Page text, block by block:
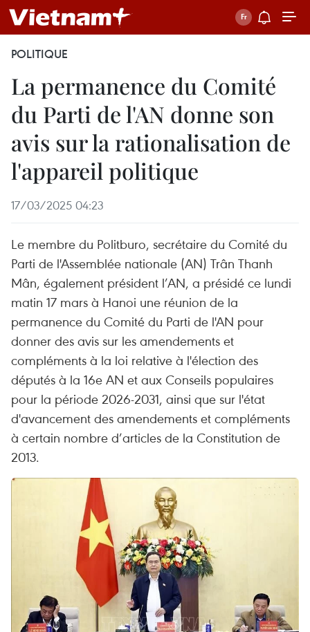
POLITIQUE
La permanence du Comité
du Parti de l'AN donne son
avis sur la rationalisation de
l'appareil politique
17/03/2025 04:23
Le membre du Politburo, secrétaire du Comité du
Parti de l'Assemblée nationale (AN) Trân Thanh
Mân, également président l’AN, a présidé ce lundi
matin 17 mars à Hanoi une réunion de la
permanence du Comité du Parti de l'AN pour
donner des avis sur les amendements et
compléments à la loi relative à l'élection des
députés à la 16e AN et aux Conseils populaires
pour la période 2026-2031, ainsi que sur l'état
d'avancement des amendements et compléments
à certain nombre d’articles de la Constitution de
2013.